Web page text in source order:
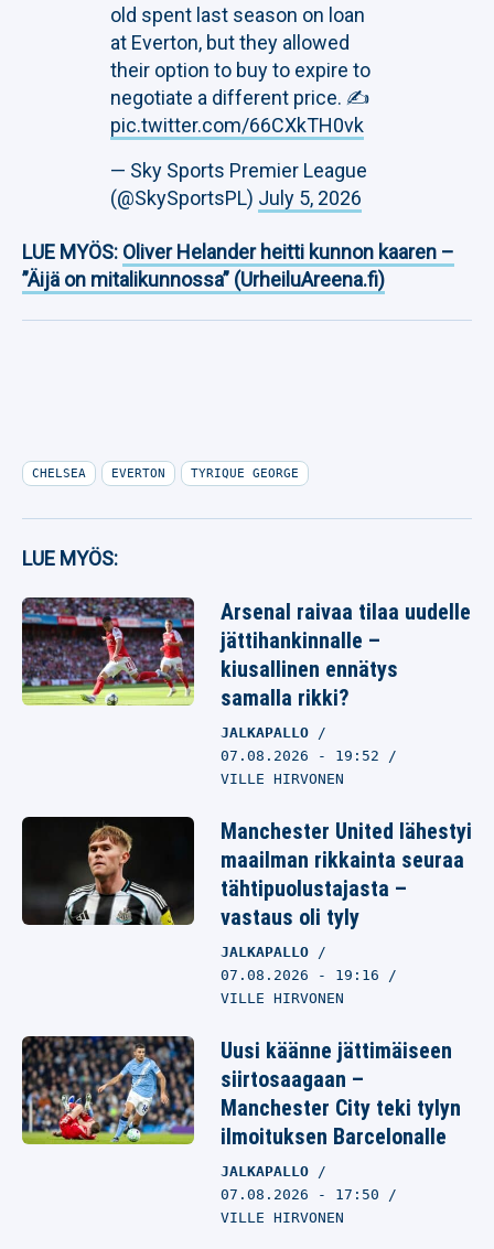
old spent last season on loan
at Everton, but they allowed
their option to buy to expire to
negotiate a different price. ✍️
pic.twitter.com/66CXkTH0vk
— Sky Sports Premier League
(@SkySportsPL) July 5, 2026
LUE MYÖS: Oliver Helander heitti kunnon kaaren –
”Äijä on mitalikunnossa” (UrheiluAreena.fi)
CHELSEA EVERTON TYRIQUE GEORGE
LUE MYÖS:
Arsenal raivaa tilaa uudelle
jättihankinnalle –
kiusallinen ennätys
samalla rikki?
JALKAPALLO
07.08.2026 - 19:52
VILLE HIRVONEN
Manchester United lähestyi
maailman rikkainta seuraa
tähtipuolustajasta –
vastaus oli tyly
JALKAPALLO
07.08.2026 - 19:16
VILLE HIRVONEN
Uusi käänne jättimäiseen
siirtosaagaan –
Manchester City teki tylyn
ilmoituksen Barcelonalle
JALKAPALLO
07.08.2026 - 17:50
VILLE HIRVONEN